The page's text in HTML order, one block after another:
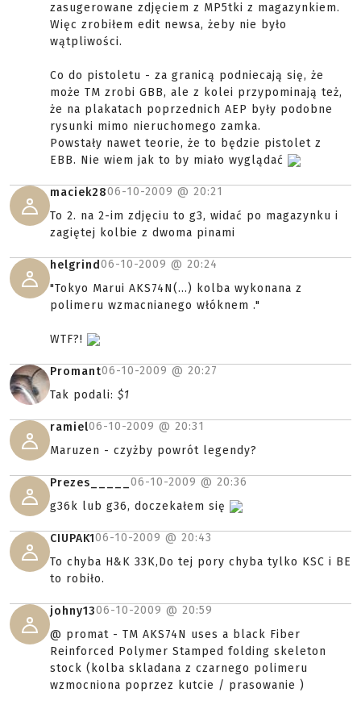
zasugerowane zdjęciem z MP5tki z magazynkiem.
Więc zrobiłem edit newsa, żeby nie było
wątpliwości.
Co do pistoletu - za granicą podniecają się, że
może TM zrobi GBB, ale z kolei przypominają też,
że na plakatach poprzednich AEP były podobne
rysunki mimo nieruchomego zamka.
Powstały nawet teorie, że to będzie pistolet z
EBB. Nie wiem jak to by miało wyglądać
maciek2806-10-2009 @ 20:21
To 2. na 2-im zdjęciu to g3, widać po magazynku i
zagiętej kolbie z dwoma pinami
helgrind06-10-2009 @ 20:24
"Tokyo Marui AKS74N(...) kolba wykonana z
polimeru wzmacnianego włóknem ."
WTF?!
Promant06-10-2009 @ 20:27
Tak podali: $1
ramiel06-10-2009 @ 20:31
Maruzen - czyżby powrót legendy?
Prezes_____ 06-10-2009 @ 20:36
g36k lub g36, doczekałem się
CIUPAK106-10-2009 @ 20:43
To chyba H&K 33K,Do tej pory chyba tylko KSC i BE
to robiło.
johny1306-10-2009 @ 20:59
@ promat - TM AKS74N uses a black Fiber
Reinforced Polymer Stamped folding skeleton
stock (kolba skladana z czarnego polimeru
wzmocniona poprzez kutcie / prasowanie )